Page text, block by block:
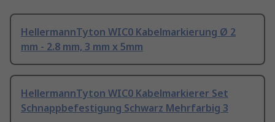
HellermannTyton WIC0 Kabelmarkierung Ø 2
mm - 2.8 mm, 3 mm x 5mm
HellermannTyton WIC0 Kabelmarkierer Set
Schnappbefestigung Schwarz Mehrfarbig 3